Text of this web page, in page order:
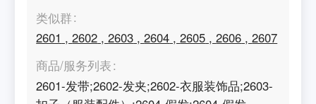
类似群
2601 ,2602 ,2603 ,2604 ,2605 ,2606 ,2607
商品/服务列表
2601-发带;2602-发夹;2602-衣服装饰品;2603-